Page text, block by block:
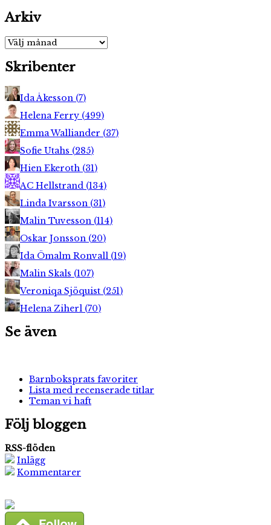
Arkiv
Arkiv
Skribenter
Ida Åkesson (7)
Helena Ferry (499)
Emma Walliander (37)
Sofie Utahs (285)
Hien Ekeroth (31)
AC Hellstrand (134)
Linda Ivarsson (31)
Malin Tuvesson (114)
Oskar Jonsson (20)
Ida Ömalm Ronvall (19)
Malin Skals (107)
Veroniqa Sjöquist (251)
Helena Ziherl (70)
Se även
Barnboksprats favoriter
Lista med recenserade titlar
Teman vi haft
Följ bloggen
RSS-flöden
Inlägg
Kommentarer